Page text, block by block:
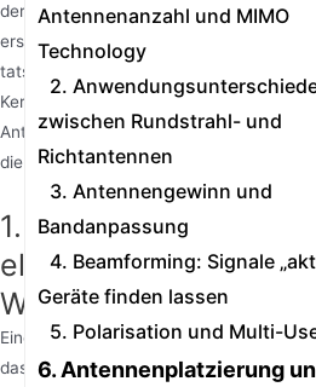
Antennenanzahl und MIMO
Technology
2.
zwischen Rundstrahl- und
Richtantennen
3. Antennengewinn und
Bandanpassung
4. Beamforming: Signale
Geräte finden lassen
5. Polarisation und Multi-
6. Antennenplatzierung
der Ecke steht, oder den Antennen, die
erstrecken, Beachtung. Diese
tatsächlich entscheidende Faktoren für
Kernkomponente für die drahtlose
Antennendesign direkt die Reichweite
die Verbindungsstabilität.
1. Das Kernstück der
elektromagnetischen
Wellenübertragung
Eine Router-Antenne ist im Grunde ein
das dafür verantwortlich ist, von der